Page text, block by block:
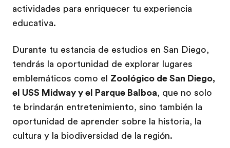
actividades para enriquecer tu experiencia
educativa.
Durante tu estancia de estudios en San Diego,
tendrás la oportunidad de explorar lugares
emblemáticos como el Zoológico de San Diego,
el USS Midway y el Parque Balboa, que no solo
te brindarán entretenimiento, sino también la
oportunidad de aprender sobre la historia, la
cultura y la biodiversidad de la región.